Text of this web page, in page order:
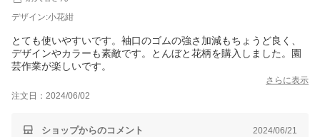
デザイン:小花紺
とても使いやすいです。袖口のゴムの強さ加減もちょうど良く、
デザインやカラーも素敵です。とんぼと花柄を購入しました。園
芸作業が楽しいです。
さらに表示
注文日：2024/06/02
ショップからのコメント 2024/06/21